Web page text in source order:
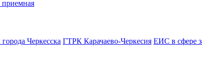
приемная
Черкесска ГТРК Карачаево-Черкесия ЕИС в сфере